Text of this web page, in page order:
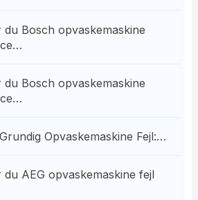
du Bosch opvaskemaskine
du Bosch opvaskemaskine
Opvaskemaskine Fejl:…
du AEG opvaskemaskine fejl